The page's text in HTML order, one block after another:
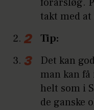
forårsløg.
takt med
Tip:
Det kan
man kan
helt som i
de ganske